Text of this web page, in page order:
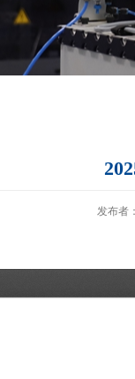
发布者